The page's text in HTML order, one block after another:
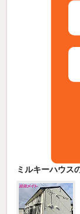
ミルキーハウス